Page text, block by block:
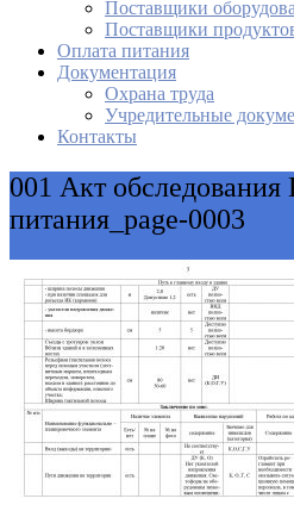
Поставщики
Поставщики
Оплата питания
Документация
Охрана труда
Учредительные
Контакты
001 Акт обследования
питания_page-0003